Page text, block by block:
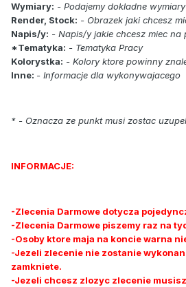
Wymiary: - Podajemy dokladne
Render, Stock: - Obrazek jaki chcesz
Napis/y: - Napis/y jakie chcesz miec na
*Tematyka: - Tematyka Pracy
Kolorystka: - Kolory ktore powinny
Inne: - Informacje dla wykonywajacego
* - Oznacza ze punkt musi zostac
INFORMACJE:
-Zlecenia Darmowe dotycza
-Zlecenia Darmowe piszemy raz na
-Osoby ktore maja na koncie warna
-Jezeli zlecenie nie zostanie
zamkniete.
-Jezeli chcesz zlozyc zlecenie